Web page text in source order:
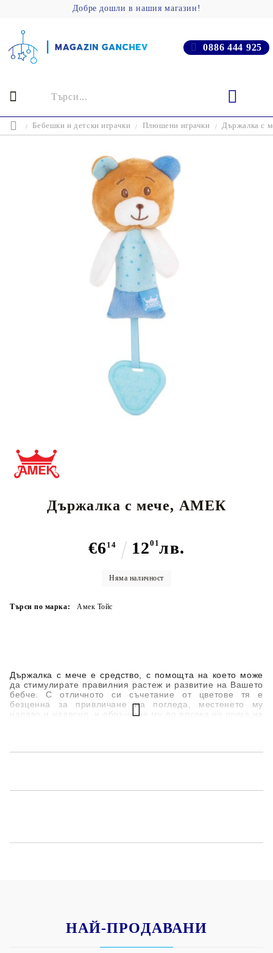
Добре дошли в нашия магазин!
0886 444 925
Бебешки и детски играчки Плюшени играчки Държалка с
Държалка с мече, АМЕК
€614 1201лв.
Няма наличност
Държалка с мече е средство, с помощта на което може
да стимулирате правилния растеж и развитие на Вашето
бебче. С отличното си съчетание от цветове тя е
безценна за привличане на погледа, местенето му
наляво и надясно, и обръщане му по посока на шума на
хващане от малките бебешки ръчички.
Търси по марка: Амек Тойс
НАЙ-ПРОДАВАНИ